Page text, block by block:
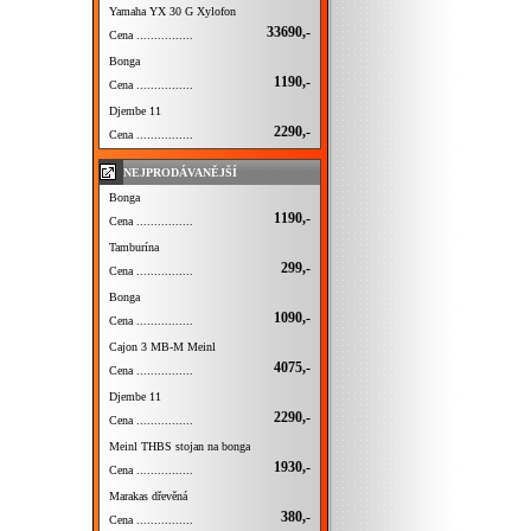
Yamaha YX 30 G Xylofon
Cena ................
33690,-
Bonga
Cena ................
1190,-
Djembe 11
Cena ................
2290,-
NEJPRODÁVANĚJŠÍ
Bonga
Cena ................
1190,-
Tamburína
Cena ................
299,-
Bonga
Cena ................
1090,-
Cajon 3 MB-M Meinl
Cena ................
4075,-
Djembe 11
Cena ................
2290,-
Meinl THBS stojan na bonga
Cena ................
1930,-
Marakas dřevěná
Cena ................
380,-